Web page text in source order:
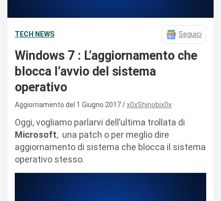
TECH NEWS Seguici
Windows 7 : L’aggiornamento che
blocca l’avvio del sistema
operativo
Aggiornamento del 1 Giugno 2017 x0xShinobix0x
Oggi, vogliamo parlarvi dell’ultima trollata di
Microsoft, una patch o per meglio dire
aggiornamento di sistema che blocca il sistema
operativo stesso.